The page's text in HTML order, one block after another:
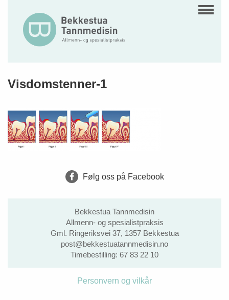
Visdomstenner-1
Følg oss på Facebook
Bekkestua Tannmedisin
Allmenn- og spesialistpraksis
Gml. Ringeriksvei 37, 1357 Bekkestua
post@bekkestuatannmedisin.no
Timebestilling: 67 83 22 10
Personvern og vilkår